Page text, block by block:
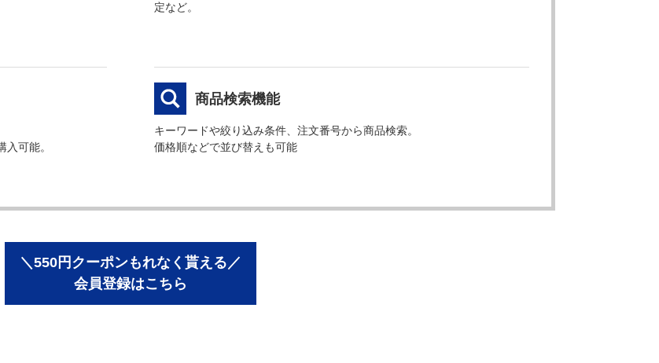
定など。
可能。
商品検索機能
キーワードや絞り込み条件、注文番号から商品検索。
価格順などで並び替えも可能
＼550円クーポンもれなく貰える／
会員登録はこちら